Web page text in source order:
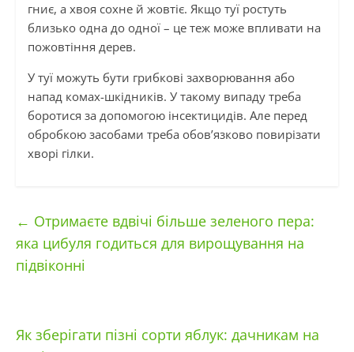
гниє, а хвоя сохне й жовтіє. Якщо туї ростуть
близько одна до одної – це теж може впливати на
пожовтіння дерев.
У туї можуть бути грибкові захворювання або
напад комах-шкідників. У такому випаду треба
боротися за допомогою інсектицидів. Але перед
обробкою засобами треба обов’язково повирізати
хворі гілки.
← Отримаєте вдвічі більше зеленого пера:
яка цибуля годиться для вирощування на
підвіконні
Як зберігати пізні сорти яблук: дачникам на